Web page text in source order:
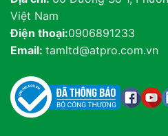
Việt Nam
Điện thoại:0906891233
Email: tamltd@atpro.com.vn